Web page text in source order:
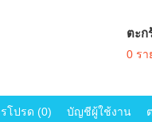
ตะก
0 รา
โปรด (0) บัญชีผู้ใช้งาน